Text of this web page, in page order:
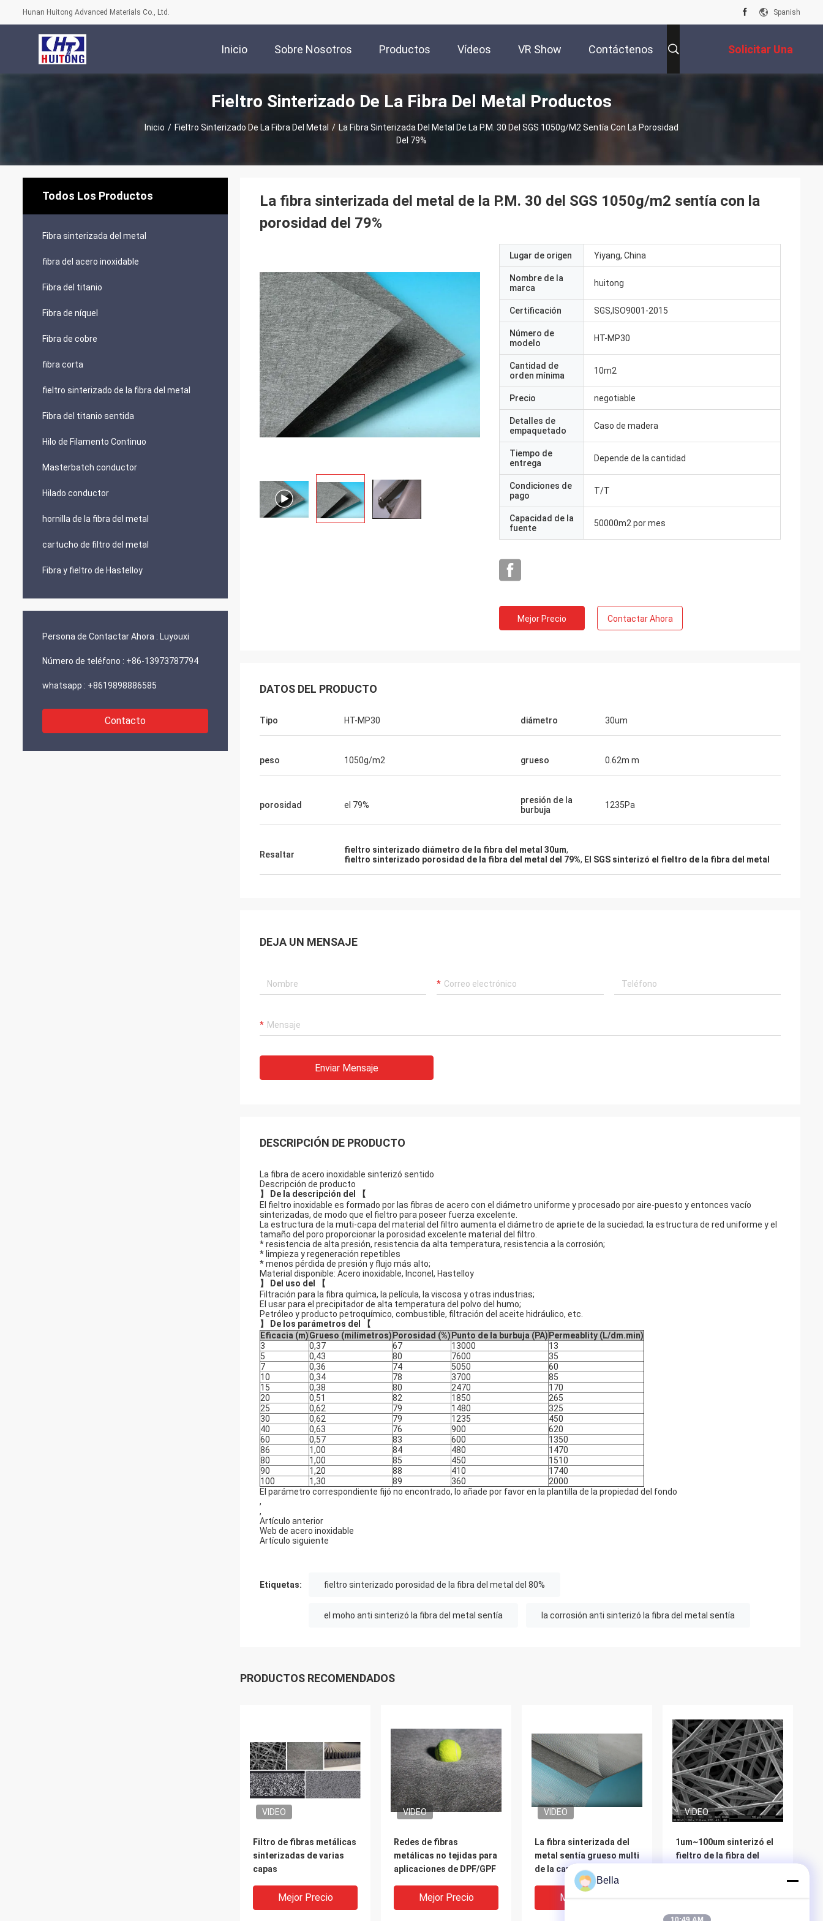
Hunan Huitong Advanced Materials Co., Ltd. Spanish
Inicio Sobre Nosotros Productos Vídeos VR Show Contáctenos Solicitar Una
Cotización
Fieltro Sinterizado De La Fibra Del Metal Productos
Inicio / Fieltro Sinterizado De La Fibra Del Metal / La Fibra Sinterizada Del Metal De La P.M. 30 Del SGS 1050g/m2 Sentía Con La Porosidad
Del 79%
Todos Los Productos
Fibra sinterizada del metal
fibra del acero inoxidable
Fibra del titanio
Fibra de níquel
Fibra de cobre
fibra corta
fieltro sinterizado de la fibra del metal
Fibra del titanio sentida
Hilo de Filamento Continuo
Masterbatch conductor
Hilado conductor
hornilla de la fibra del metal
cartucho de filtro del metal
Fibra y fieltro de Hastelloy
Persona de Contactar Ahora : Luyouxi
Número de teléfono : +86-13973787794
whatsapp : +8619898886585
Contacto
La fibra sinterizada del metal de la P.M. 30 del SGS 1050g/m2 sentía con la
porosidad del 79%
Lugar de origen Yiyang, China
Nombre de la
marca
huitong
Certificación SGS,ISO9001-2015
Número de
modelo
HT-MP30
Cantidad de
orden mínima
10m2
Precio negotiable
Detalles de
empaquetado
Caso de madera
Tiempo de
entrega
Depende de la cantidad
Condiciones de
pago
T/T
Capacidad de la
fuente
50000m2 por mes
Mejor Precio Contactar Ahora
DATOS DEL PRODUCTO
Tipo HT-MP30 diámetro 30um
peso 1050g/m2 grueso 0.62m m
porosidad el 79%
presión de la
burbuja
1235Pa
Resaltar fieltro sinterizado diámetro de la fibra del metal 30um,
fieltro sinterizado porosidad de la fibra del metal del 79%, El SGS sinterizó el fieltro de la fibra del metal
DEJA UN MENSAJE
Enviar Mensaje
DESCRIPCIÓN DE PRODUCTO
La fibra de acero inoxidable sinterizó sentido
Descripción de producto
】 De la descripción del 【
El fieltro inoxidable es formado por las fibras de acero con el diámetro uniforme y procesado por aire-puesto y entonces vacío
sinterizadas, de modo que el fieltro para poseer fuerza excelente.
La estructura de la muti-capa del material del filtro aumenta el diámetro de apriete de la suciedad; la estructura de red uniforme y el
tamaño del poro proporcionar la porosidad excelente material del filtro.
* resistencia de alta presión, resistencia da alta temperatura, resistencia a la corrosión;
* limpieza y regeneración repetibles
* menos pérdida de presión y flujo más alto;
Material disponible: Acero inoxidable, Inconel, Hastelloy
】 Del uso del 【
Filtración para la fibra química, la película, la viscosa y otras industrias;
El usar para el precipitador de alta temperatura del polvo del humo;
Petróleo y producto petroquímico, combustible, filtración del aceite hidráulico, etc.
】 De los parámetros del 【
Eficacia (m)Grueso (milímetros) Porosidad (%) Punto de la burbuja (PA) Permeablity (L/dm.min)
3
0,37 67 13000
13
5
0,43 80 7600
35
7
0,36 74 5050
60
10
0,34 78 3700
85
15
0,38 80 2470
170
20
0,51 82 1850
265
25
0,62 79 1480
325
30
0,62 79 1235
450
40
0,63 76 900
620
60
0,57 83 600
1350
86
1,00 84 480
1470
80
1,00 85 450
1510
90
1,20 88 410
1740
100
1,30 89 360
2000
El parámetro correspondiente fijó no encontrado, lo añade por favor en la plantilla de la propiedad del fondo
,
,
Artículo anterior
Web de acero inoxidable
Artículo siguiente
Etiquetas: fieltro sinterizado porosidad de la fibra del metal del 80%
el moho anti sinterizó la fibra del metal sentía la corrosión anti sinterizó la fibra del metal sentía
PRODUCTOS RECOMENDADOS
VIDEO
Filtro de fibras metálicas
sinterizadas de varias
capas
Mejor Precio
VIDEO
Redes de fibras
metálicas no tejidas para
aplicaciones de DPF/GPF
Mejor Precio
VIDEO
La fibra sinterizada del
metal sentía grueso multi
de la capa 0.37m m
Mejor Precio
VIDEO
1um~100um sinterizó el
fieltro de la fibra del
Mejor Precio
Bella